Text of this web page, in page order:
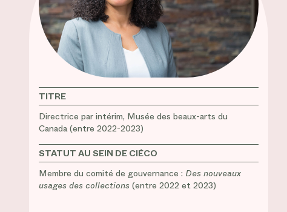
TITRE
Directrice par intérim, Musée des beaux-arts du
Canada (entre 2022-2023)
STATUT AU SEIN DE CIÉCO
Membre du comité de gouvernance : Des nouveaux
usages des collections (entre 2022 et 2023)